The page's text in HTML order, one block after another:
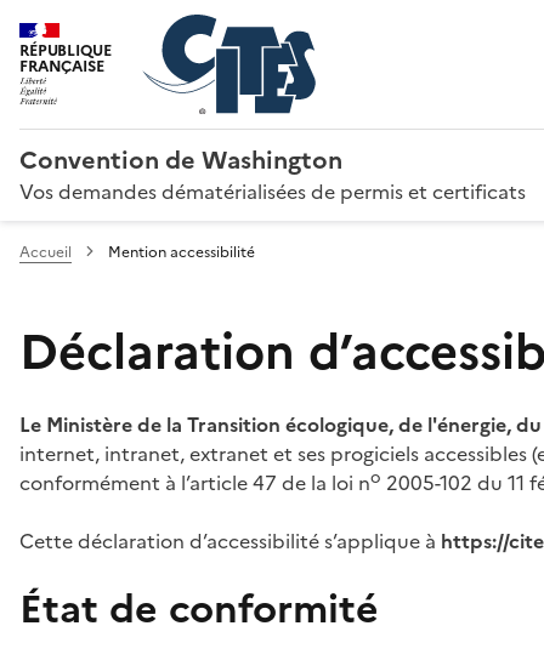
RÉPUBLIQUE
FRANÇAISE
Convention de Washington
Vos demandes dématérialisées de permis et certificats
Accueil Mention accessibilité
Déclaration
Le Ministère de la Transition écologique, de l'énergie,
internet, intranet, extranet et ses progiciels
conformément à l’article 47 de la loi no 2005-102 du 11
Cette déclaration d’accessibilité s’applique à https://
État de conformité